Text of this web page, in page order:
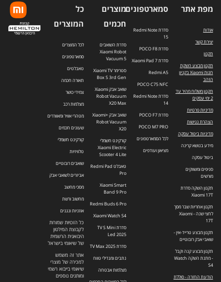
מפת אתר
אודות
יצירת קשר
תקנון
תקנון מבצע השקת
חנות Xiaomi בקניון
הזהב
תקנון משלוח מהיר עד
2 ימי עסקים
מדיניות פרטיות
הצהרת נגישות
מדיניות ביטול עסקה
מידע בנושא קרינה
ביטול עסקה
סניפים ומשווקים
מורשים
תקנון השקה סדרת
Xiaomi 17T
תקנון אחריות שבר מסך
לחצי שנה - Xiaomi
17T
תקנון מבצע טרייד-אין -
שואבי אבק רובוטיים
תקנון מבצע קנה וקבל
- מתנת השקה Watch
S4
הודעת החזרה - סוללת
סמארטפונים
סדרת Redmi Note
15
סדרת POCO F8
סדרת Xiaomi Pad 7
Redmi A5
POCO C75 NFC
סדרת Redmi Note
14
סדרת POCO F7
POCO M7 PRO
לכל הסמארטפונים
מציאון ועודפים
מוצרים
חכמים
סדרת השואבים
Xiaomi Robot
Vacuum 5
סטרימר Xiaomi TV
Box S 3rd Gen
שואב אבק Xiaomi
Robot Vacuum
X20 Max
שואב אבק +Xiaomi
Robot Vacuum
X20
קורקינט חשמלי
Xiaomi Electric
Scooter 4 Lite
טאבלט Redmi Pad
Pro
Xiaomi Smart
Band 9 Pro
Redmi Buds 6 Pro
Xiaomi Watch S4
סדרת TV S Mini
Led 2025
סדרת TV Max 2025
נתבים ומגדילי טווח
מצלמות אבטחה
כל
המוצרים
לכל המוצרים
סמארטפונים
טאבלטים
תאורה חכמה
צמידי כושר
מצלמות רכב
מטהרי אוויר ומאווררים
שעונים חכמים
קורקינט חשמלי
טלוויזיות
שואבים רובוטיים
אביזרים לשואבי אבק
מסכי מחשב
מחשוב ורשת
אוזניות ונגנים
כל הזכויות שמורות
לקבוצת המילטון
היבואנית הרשמית
של שיאומי בישראל
אתר זה משמש
למכירה של מוצרי
שיאומי בייבוא רשמי
ומותגים נוספים